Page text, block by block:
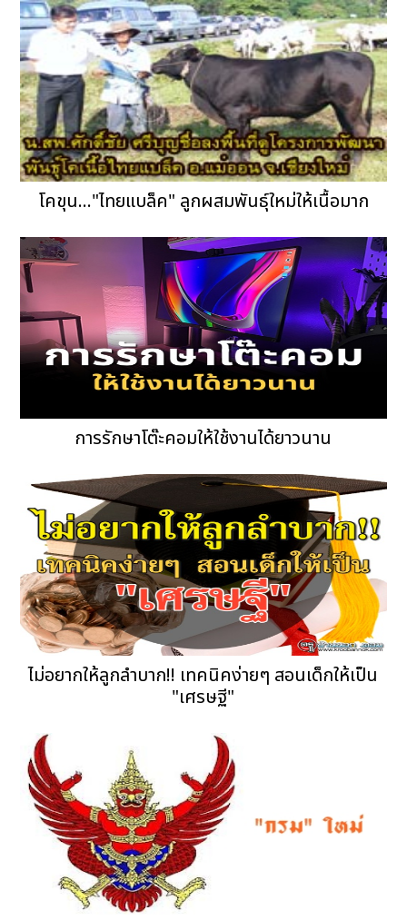
โคขุน..."ไทยแบล็ค" ลูกผสมพันธุ์ใหม่ให้เนื้อมาก
การรักษาโต๊ะคอมให้ใช้งานได้ยาวนาน
ไม่อยากให้ลูกลำบาก!! เทคนิคง่ายๆ สอนเด็กให้เป็น
"เศรษฐี"